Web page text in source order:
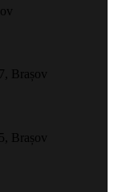
Brașov
Brașov